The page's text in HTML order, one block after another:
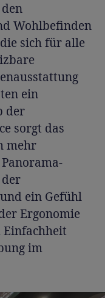
Wohlbefinden
sich für alle
ein
der
sorgt das
mehr
ein Gefühl
Ergonomie
im